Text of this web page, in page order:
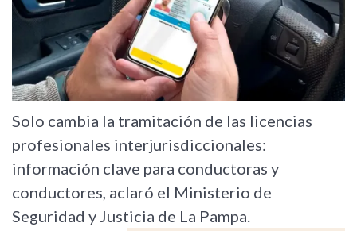
Solo cambia la tramitación de las licencias
profesionales interjurisdiccionales:
información clave para conductoras y
conductores, aclaró el Ministerio de
Seguridad y Justicia de La Pampa.